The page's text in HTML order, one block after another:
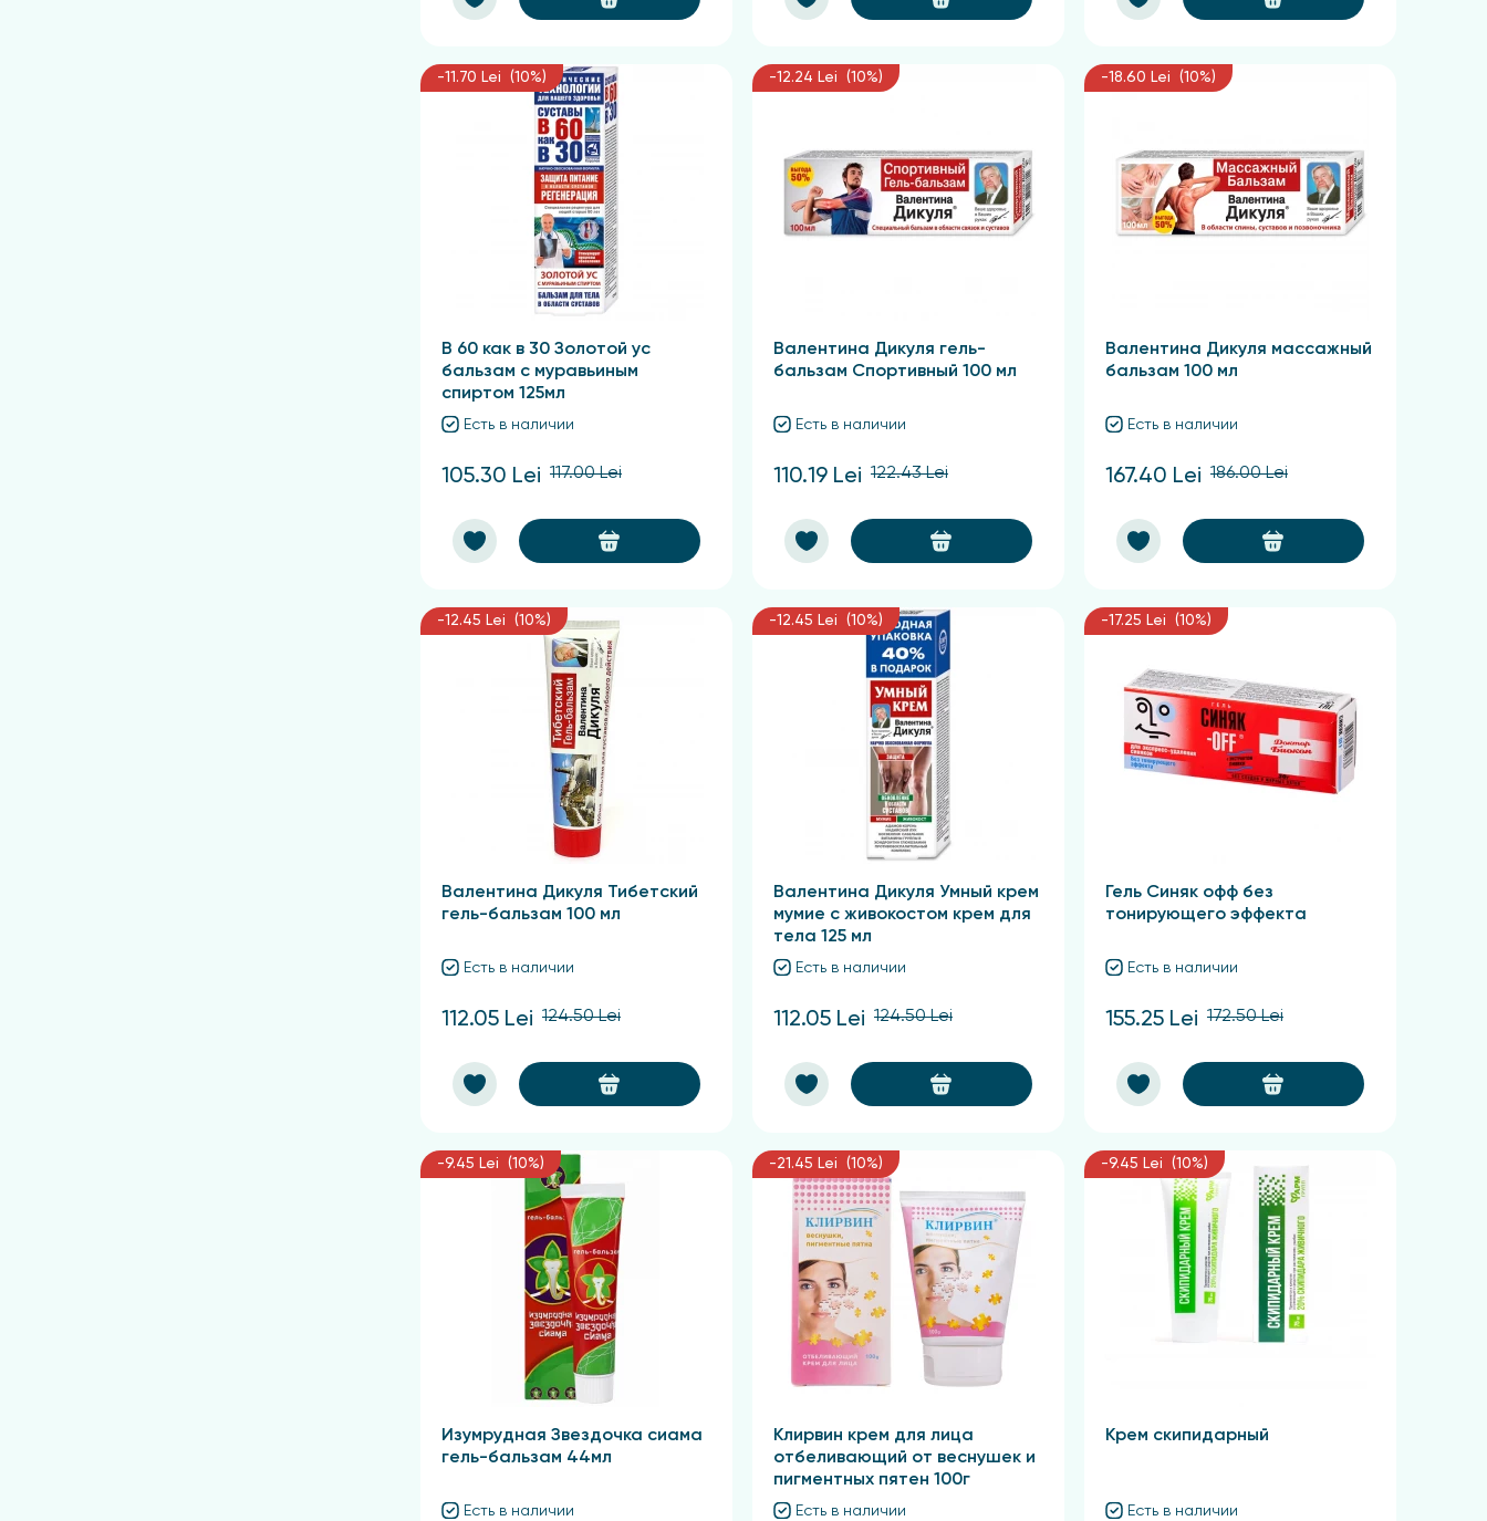
-11.70 Lei (10%)
В 60 как в 30 Золотой ус
бальзам с муравьиным
спиртом 125мл
Есть в наличии
105.30 Lei 117.00 Lei
-12.24 Lei (10%)
Валентина Дикуля гель-
бальзам Спортивный 100 мл
Есть в наличии
110.19 Lei 122.43 Lei
-18.60 Lei (10%)
Валентина Дикуля массажный
бальзам 100 мл
Есть в наличии
167.40 Lei 186.00 Lei
-12.45 Lei (10%)
Валентина Дикуля Тибетский
гель-бальзам 100 мл
Есть в наличии
112.05 Lei 124.50 Lei
-12.45 Lei (10%)
Валентина Дикуля Умный крем
мумие с живокостом крем для
тела 125 мл
Есть в наличии
112.05 Lei 124.50 Lei
-17.25 Lei (10%)
Гель Синяк офф без
тонирующего эффекта
Есть в наличии
155.25 Lei 172.50 Lei
-9.45 Lei (10%)
Изумрудная Звездочка сиама
гель-бальзам 44мл
Есть в наличии
-21.45 Lei (10%)
Клирвин крем для лица
отбеливающий от веснушек и
пигментных пятен 100г
Есть в наличии
-9.45 Lei (10%)
Крем скипидарный
Есть в наличии